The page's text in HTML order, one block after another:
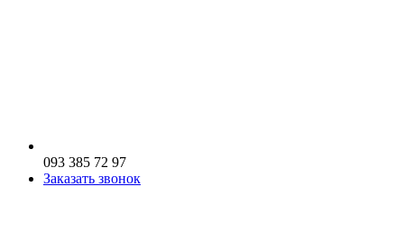
093 385 72 97
Заказать звонок